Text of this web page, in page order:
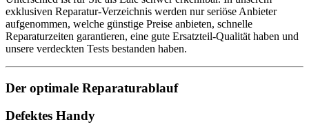
exklusiven Reparatur-Verzeichnis werden nur seriöse Anbieter
aufgenommen, welche günstige Preise anbieten, schnelle
Reparaturzeiten garantieren, eine gute Ersatzteil-Qualität haben und
unsere verdeckten Tests bestanden haben.
Der optimale Reparaturablauf
Defektes Handy